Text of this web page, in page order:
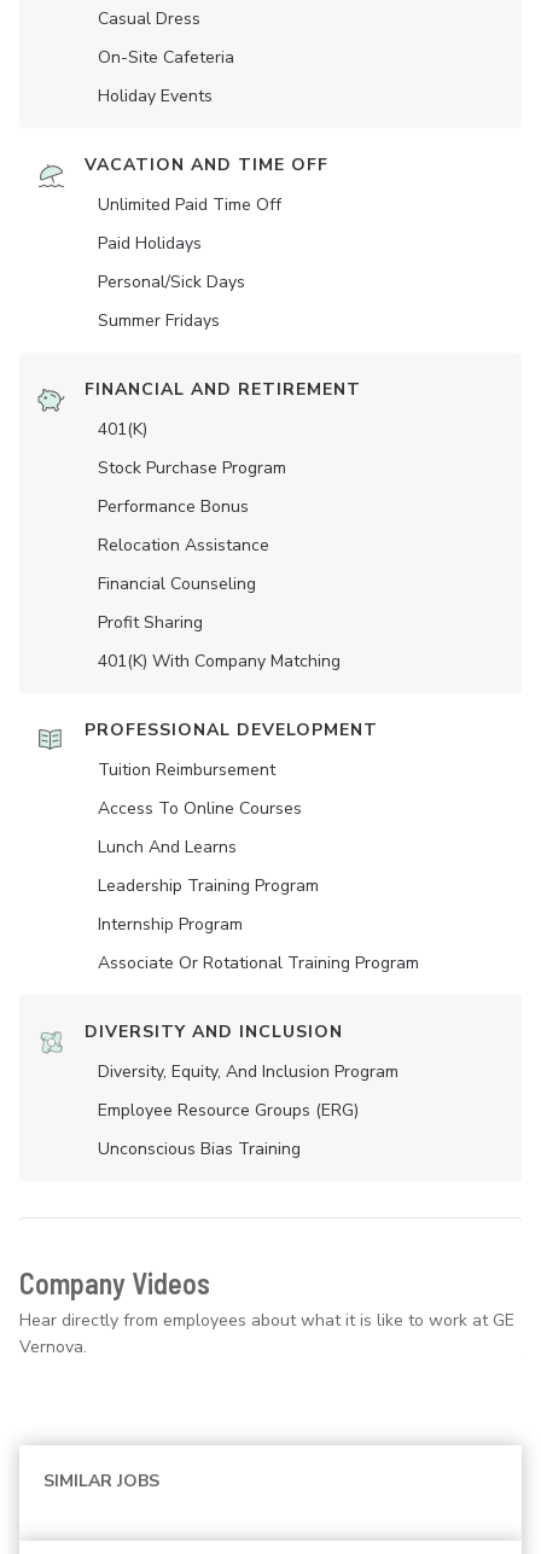
Casual Dress
On-Site Cafeteria
Holiday Events
VACATION AND TIME OFF
Unlimited Paid Time Off
Paid Holidays
Personal/Sick Days
Summer Fridays
FINANCIAL AND RETIREMENT
401(K)
Stock Purchase Program
Performance Bonus
Relocation Assistance
Financial Counseling
Profit Sharing
401(K) With Company Matching
PROFESSIONAL DEVELOPMENT
Tuition Reimbursement
Access To Online Courses
Lunch And Learns
Leadership Training Program
Internship Program
Associate Or Rotational Training Program
DIVERSITY AND INCLUSION
Diversity, Equity, And Inclusion Program
Employee Resource Groups (ERG)
Unconscious Bias Training
Company Videos
Hear directly from employees about what it is like to work at GE
Vernova.
SIMILAR JOBS